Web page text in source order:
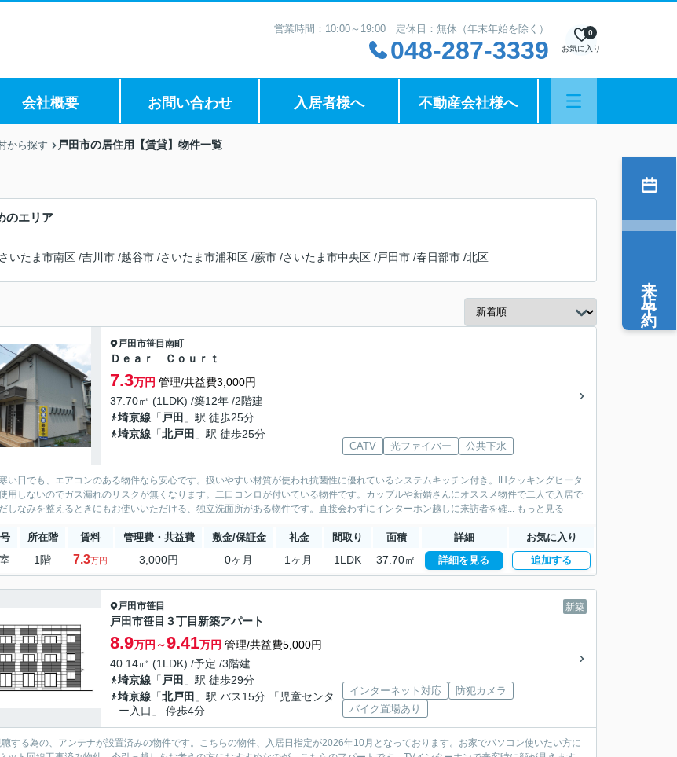
営業時間：10:00～19:00 定休日：無休（年末年始を除く）
048-287-3339 お気に入り
0
会社概要 お問い合わせ 入居者様へ 不動産会社様へ
から探す 戸田市の居住用【賃貸】物件一覧
のエリア
さいたま市南区 /吉川市 /越谷市 /さいたま市浦和区 /蕨市 /さいたま市中央区 /戸田市 /春日部市 /北区
戸田市笹目南町
Ｄｅａｒ Ｃｏｕｒｔ
7.3万円 管理/共益費3,000円
37.70㎡ (1LDK) /築12年 /2階建
埼京線 「 戸田 」駅 徒歩25分
埼京線 「北戸田 」駅 徒歩25分
CATV 光ファイバー 公共下水
い日でも、エアコンのある物件なら安心です。扱いやすい材質が使われ抗菌性に優れているシステムキッチン付き。IHクッキングヒータ
用しないのでガス漏れのリスクが無くなります。二口コンロが付いている物件です。カップルや新婚さんにオススメ物件で二人で入居で
しなみを整えるときにもお使いいただける、独立洗面所がある物件です。直接会わずにインターホン越しに来訪者を確... もっと見る
所在階 賃料 管理費・共益費 敷金/保証金 礼金 間取り 面積 詳細 お気に入り
1階 7.3万円 3,000円 0ヶ月 1ヶ月 1LDK 37.70㎡ 詳細を見る 追加する
新築
戸田市笹目
戸田市笹目３丁目新築アパート
8.9万円～9.41万円 管理/共益費5,000円
40.14㎡ (1LDK) /予定 /3階建
埼京線 「 戸田 」駅 徒歩29分
埼京線 「北戸田 」駅 バス15分 「児童センタ
ー入口」 停歩4分
インターネット対応
防犯カメラ
バイク置場あり
聴する為の、アンテナが設置済みの物件です。こちらの物件、入居日指定が2026年10月となっております。お家でパソコン使いたい方に
来店予約